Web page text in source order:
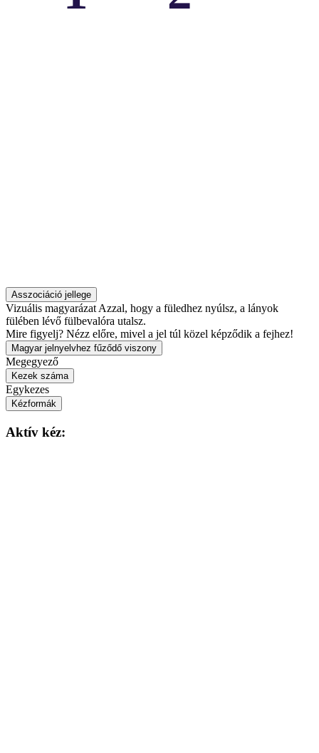
Asszociáció jellege
Vizuális magyarázat Azzal, hogy a füledhez nyúlsz, a lányok
fülében lévő fülbevalóra utalsz.
Mire figyelj? Nézz előre, mivel a jel túl közel képződik a fejhez!
Magyar jelnyelvhez fűződő viszony
Megegyező
Kezek száma
Egykezes
Kézformák
Aktív kéz: